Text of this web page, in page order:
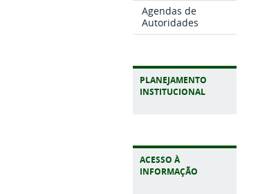
Agendas de
Autoridades
PLANEJAMENTO
INSTITUCIONAL
ACESSO À
INFORMAÇÃO